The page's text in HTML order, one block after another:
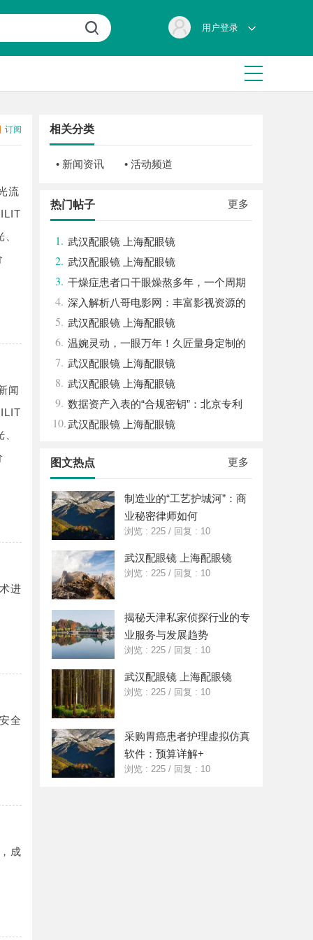
用户登录
订阅
流
闻
进
全
成
相关分类
• 新闻资讯 • 活动频道
更多
热门帖子
1. 武汉配眼镜 上海配眼镜
2. 武汉配眼镜 上海配眼镜
3. 干燥症患者口干眼燥熬多年，一个周期
缓过来？老中医：一张辨证方对症，身体找
回津液
4. 深入解析八哥电影网：丰富影视资源的
在线宝库
5. 武汉配眼镜 上海配眼镜
6. 温婉灵动，一眼万年！久匠量身定制的
眉眼唇，才是你整张脸的点睛之笔！淡颜系
女生的气质加分项
7. 武汉配眼镜 上海配眼镜
8. 武汉配眼镜 上海配眼镜
9. 数据资产入表的“合规密钥”：北京专利
律师如何为数据知识产权登记扫清障碍
10.武汉配眼镜 上海配眼镜
更多
图文热点
制造业的“工艺护城河”：商
业秘密律师如何
浏览 : 225 / 回复 : 10
武汉配眼镜 上海配眼镜
浏览 : 225 / 回复 : 10
揭秘天津私家侦探行业的专
业服务与发展趋势
浏览 : 225 / 回复 : 10
武汉配眼镜 上海配眼镜
浏览 : 225 / 回复 : 10
采购胃癌患者护理虚拟仿真
软件：预算详解+
浏览 : 225 / 回复 : 10